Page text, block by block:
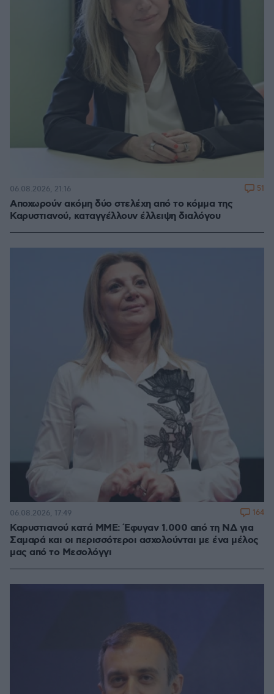
Αποχωρούν ακόμη δύο στελέχη από το κόμμα της
Καρυστιανού, καταγγέλλουν έλλειψη διαλόγου
06.08.2026, 21:16 51
Καρυστιανού κατά ΜΜΕ: Έφυγαν 1.000 από τη ΝΔ για
Σαμαρά και οι περισσότεροι ασχολούνται με ένα μέλος
μας από το Μεσολόγγι
06.08.2026, 17:49 164